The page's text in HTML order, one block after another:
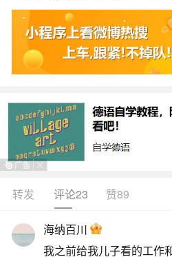
生活中像2026虎年犯太
问题，但是小问题不注意
就这个问题给大家做一些解
一、2026年犯太岁和犯凶
2026年犯太岁的是属马
肖，其中属马值太岁兼刑太
害太岁，属兔破太岁；犯凶
吊客、猴犯丧门，各主健康
转发 评论23 赞89
海纳百川
我之前给我儿子看的工作